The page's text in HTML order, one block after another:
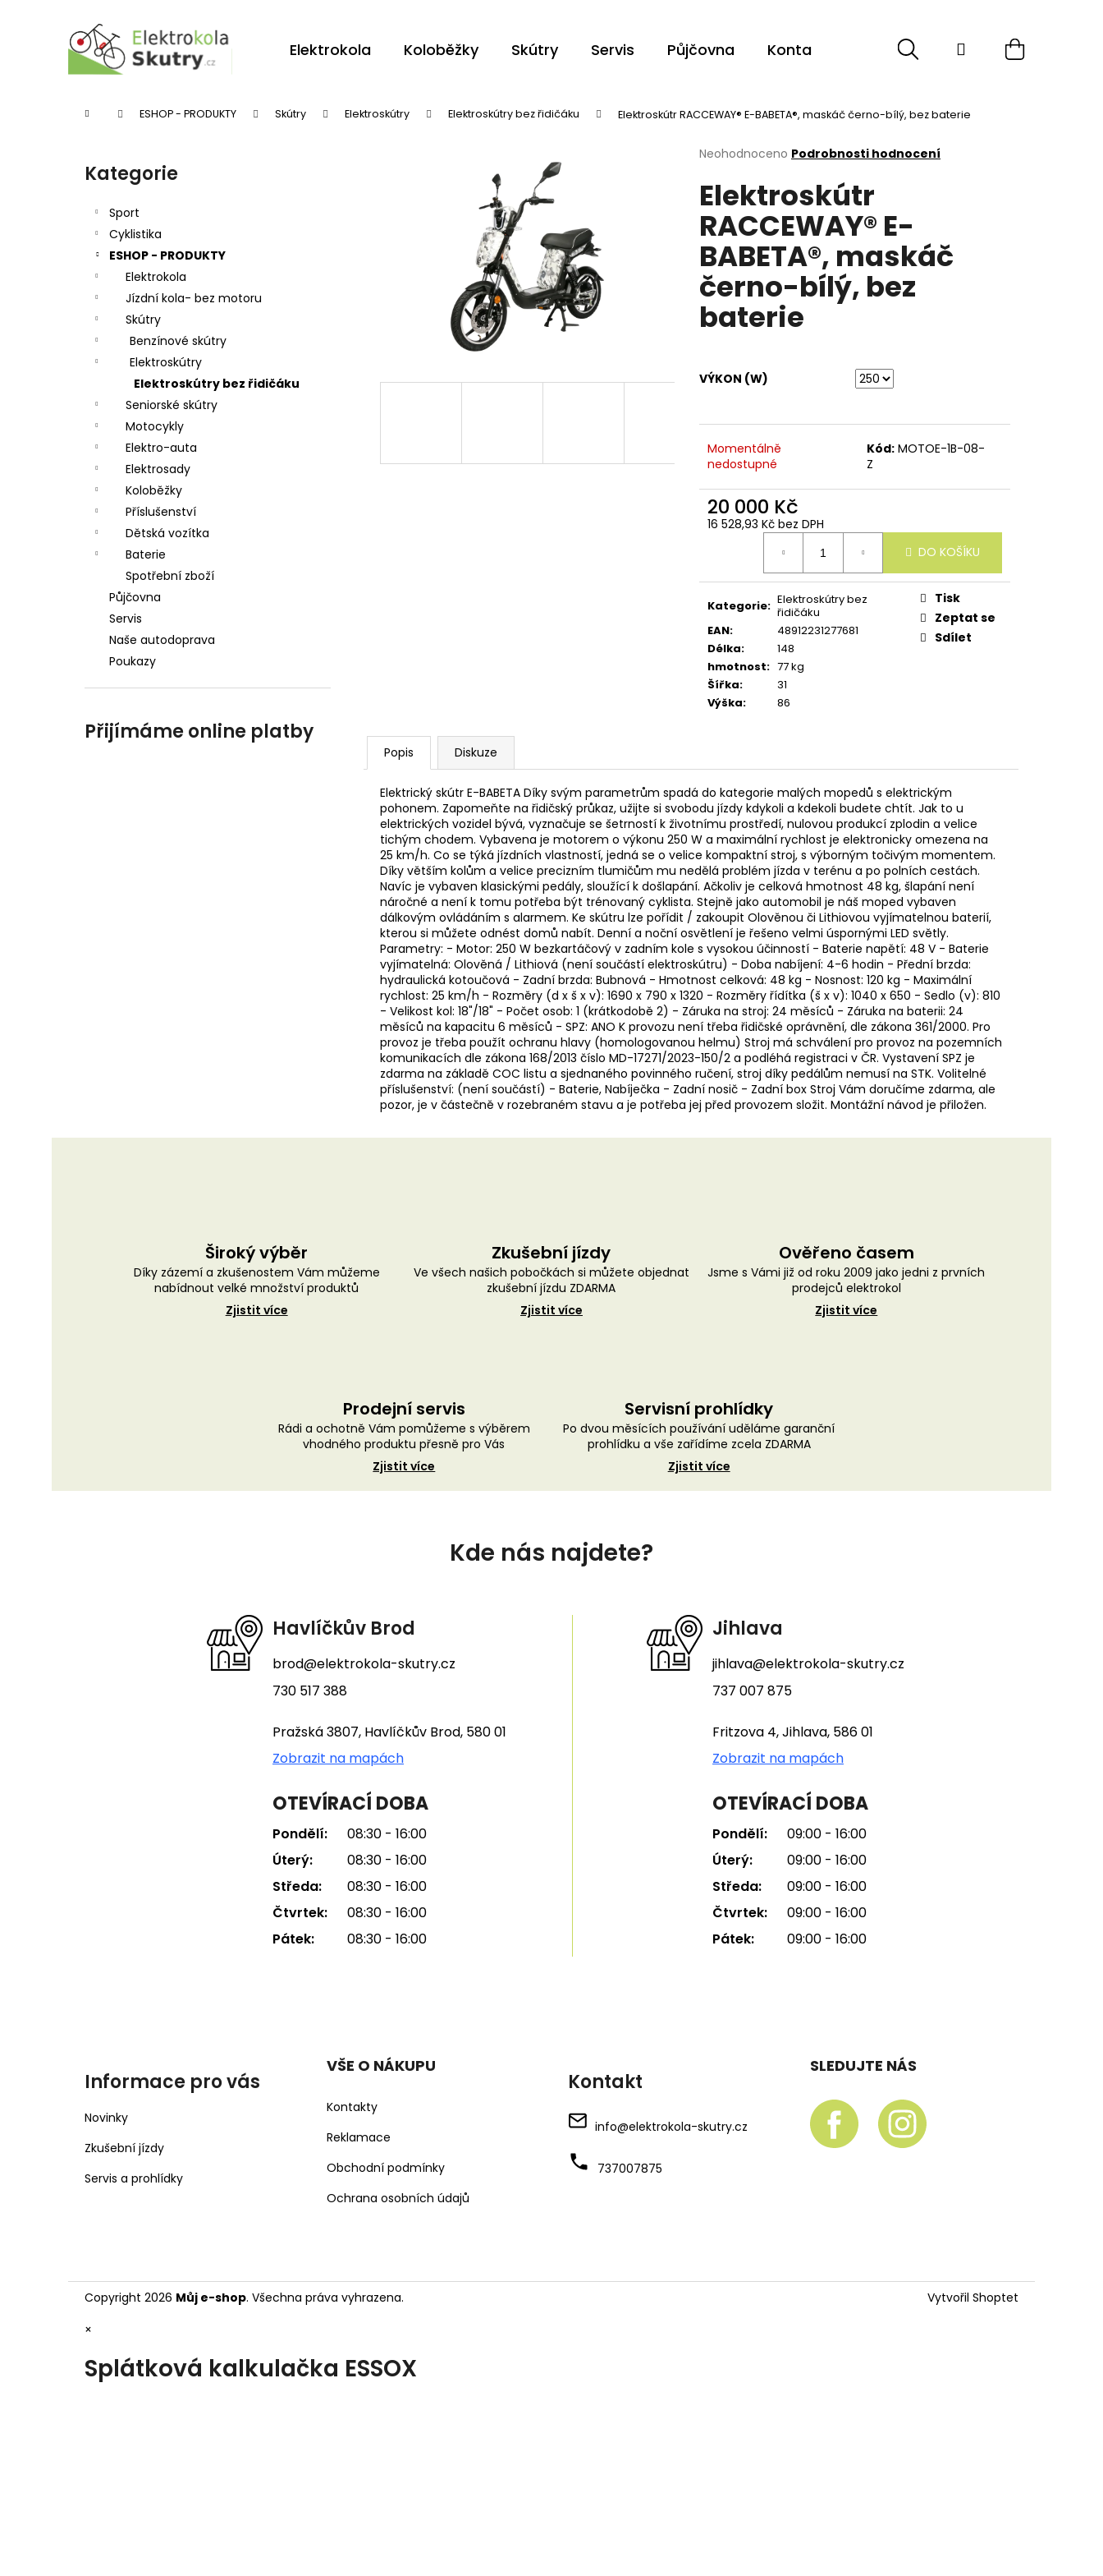
Elektrokola Koloběžky Skútry Servis Půjčovna Kontakt Sport Cyklistika
HledatPřihlášeníNákupní
Domů ESHOP - PRODUKTY Skútry Elektroskútry Elektroskútry bez řidičáku Elektroskútr RACCEWAY® E-BABETA®, maskáč černo-bílý, bez baterie
Přeskočit
kategorie
Kategorie
Sport
Cyklistika
ESHOP - PRODUKTY
Elektrokola
Jízdní kola- bez motoru
Skútry
Benzínové skútry
Elektroskútry
Elektroskútry bez řidičáku
Seniorské skútry
Motocykly
Elektro-auta
Elektrosady
Koloběžky
Příslušenství
Dětská vozítka
Baterie
Spotřební zboží
Půjčovna
Servis
Naše autodoprava
Poukazy
Přijímáme online platby
Průměrné
produktu
je
0,0
5
hvězdiček.
Neohodnoceno Podrobnosti hodnocení
Elektroskútr
RACCEWAY® E-
BABETA®, maskáč
černo-bílý, bez
baterie
VÝKON (W)
Momentálně
nedostupné
Kód: MOTOE-1B-08-
Z
20 000 Kč
16 528,93 Kč bez DPH
DO KOŠÍKU
Kategorie: Elektroskútry bez
řidičáku
EAN:
48912231277681
Délka:
148
hmotnost: 77 kg
Šířka:
31
Výška: 86
Tisk
Zeptat se
Sdílet
Popis Diskuze
Elektrický skútr E-BABETA Díky svým parametrům spadá do kategorie malých mopedů s elektrickým
pohonem. Zapomeňte na řidičský průkaz, užijte si svobodu jízdy kdykoli a kdekoli budete chtít. Jak to u
elektrických vozidel bývá, vyznačuje se šetrností k životnímu prostředí, nulovou produkcí zplodin a velice
tichým chodem. Vybavena je motorem o výkonu 250 W a maximální rychlost je elektronicky omezena na
25 km/h. Co se týká jízdních vlastností, jedná se o velice kompaktní stroj, s výborným točivým momentem.
Díky větším kolům a velice precizním tlumičům mu nedělá problém jízda v terénu a po polních cestách.
Navíc je vybaven klasickými pedály, sloužící k došlapání. Ačkoliv je celková hmotnost 48 kg, šlapání není
náročné a není k tomu potřeba být trénovaný cyklista. Stejně jako automobil je náš moped vybaven
dálkovým ovládáním s alarmem. Ke skútru lze pořídit / zakoupit Olověnou či Lithiovou vyjímatelnou baterií,
kterou si můžete odnést domů nabít. Denní a noční osvětlení je řešeno velmi úspornými LED světly.
Parametry: - Motor: 250 W bezkartáčový v zadním kole s vysokou účinností - Baterie napětí: 48 V - Baterie
vyjímatelná: Olověná / Lithiová (není součástí elektroskútru) - Doba nabíjení: 4-6 hodin - Přední brzda:
hydraulická kotoučová - Zadní brzda: Bubnová - Hmotnost celková: 48 kg - Nosnost: 120 kg - Maximální
rychlost: 25 km/h - Rozměry (d x š x v): 1690 x 790 x 1320 - Rozměry řídítka (š x v): 1040 x 650 - Sedlo (v): 810
- Velikost kol: 18"/18" - Počet osob: 1 (krátkodobě 2) - Záruka na stroj: 24 měsíců - Záruka na baterii: 24
měsíců na kapacitu 6 měsíců - SPZ: ANO K provozu není třeba řidičské oprávnění, dle zákona 361/2000. Pro
provoz je třeba použít ochranu hlavy (homologovanou helmu) Stroj má schválení pro provoz na pozemních
komunikacích dle zákona 168/2013 číslo MD-17271/2023-150/2 a podléhá registraci v ČR. Vystavení SPZ je
zdarma na základě COC listu a sjednaného povinného ručení, stroj díky pedálům nemusí na STK. Volitelné
příslušenství: (není součástí) - Baterie, Nabíječka - Zadní nosič - Zadní box Stroj Vám doručíme zdarma, ale
pozor, je v částečně v rozebraném stavu a je potřeba jej před provozem složit. Montážní návod je přiložen.
Široký výběr
Díky zázemí a zkušenostem Vám můžeme
nabídnout velké množství produktů
Zjistit více
Zkušební jízdy
Ve všech našich pobočkách si můžete objednat
zkušební jízdu ZDARMA
Zjistit více
Ověřeno časem
Jsme s Vámi již od roku 2009 jako jedni z prvních
prodejců elektrokol
Zjistit více
Prodejní servis
Rádi a ochotně Vám pomůžeme s výběrem
vhodného produktu přesně pro Vás
Zjistit více
Servisní prohlídky
Po dvou měsících používání uděláme garanční
prohlídku a vše zařídíme zcela ZDARMA
Zjistit více
Zpět
Zpět
Doporučujeme
Kde nás najdete?
Havlíčkův Brod
brod@elektrokola-skutry.cz
730 517 388
Pražská 3807, Havlíčkův Brod, 580 01
Zobrazit na mapách
OTEVÍRACÍ DOBA
Pondělí:
08:30 - 16:00
Úterý:
08:30 - 16:00
Středa:
08:30 - 16:00
Čtvrtek:
08:30 - 16:00
Pátek:
08:30 - 16:00
Jihlava
jihlava@elektrokola-skutry.cz
737 007 875
Fritzova 4, Jihlava, 586 01
Zobrazit na mapách
OTEVÍRACÍ DOBA
Pondělí:
09:00 - 16:00
Úterý:
09:00 - 16:00
Středa:
09:00 - 16:00
Čtvrtek:
09:00 - 16:00
Pátek:
09:00 - 16:00
Informace pro vás
Novinky
Zkušební jízdy
Servis a prohlídky
VŠE O NÁKUPU
Kontakty
Reklamace
Obchodní podmínky
Ochrana osobních údajů
Kontakt
info@elektrokola-skutry.cz
737007875
SLEDUJTE NÁS
Vytvořil Shoptet
Copyright 2026 Můj e-shop. Všechna práva vyhrazena.
×
Splátková kalkulačka ESSOX